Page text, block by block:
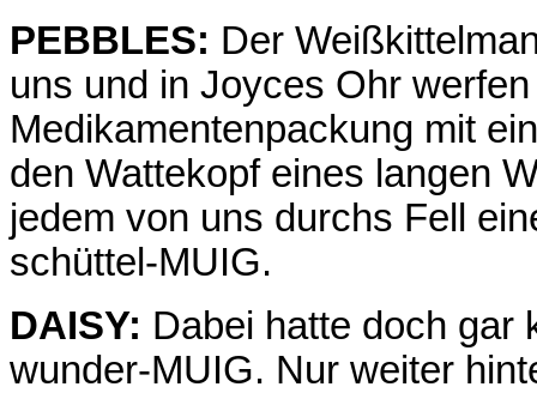
PEBBLES: Der
uns und in Joyces Ohr
Medikamentenpackung mit
den Wattekopf eines langen
jedem von uns durchs Fell
schüttel-MUIG.
DAISY: Dabei hatte doch gar
wunder-MUIG. Nur weiter